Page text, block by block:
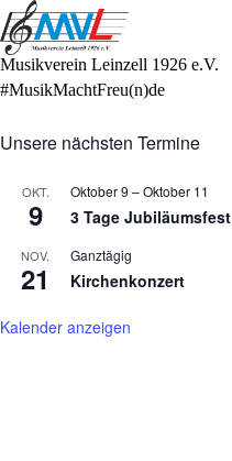
Zum
Inhalt
springen
Musikverein Leinzell 1926 e.V.
#MusikMachtFreu(n)de
Unsere nächsten Termine
OKT.
9
Oktober 9 –Oktober 11
3 Tage Jubiläumsfest
NOV.
21
Ganztägig
Kirchenkonzert
Kalender anzeigen